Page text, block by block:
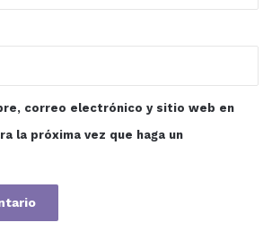
correo electrónico y sitio web en
la próxima vez que haga un